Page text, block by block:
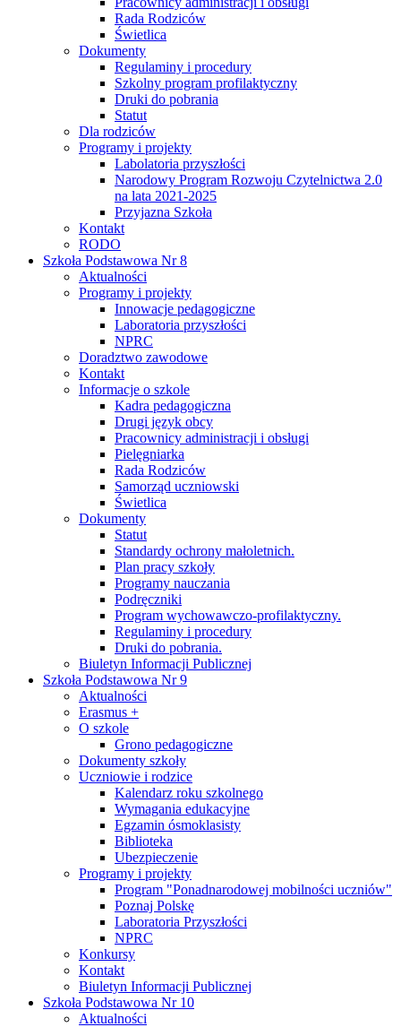
Rada Rodziców
Świetlica
Dokumenty
Regulaminy i procedury
Szkolny program profilaktyczny
Druki do pobrania
Statut
Dla rodziców
Programy i projekty
Labolatoria przyszłości
Narodowy Program Rozwoju Czytelnictwa 2.0
na lata 2021-2025
Przyjazna Szkoła
Kontakt
RODO
Szkoła Podstawowa Nr 8
Aktualności
Programy i projekty
Innowacje pedagogiczne
Laboratoria przyszłości
NPRC
Doradztwo zawodowe
Kontakt
Informacje o szkole
Kadra pedagogiczna
Drugi język obcy
Pracownicy administracji i obsługi
Pielęgniarka
Rada Rodziców
Samorząd uczniowski
Świetlica
Dokumenty
Statut
Standardy ochrony małoletnich.
Plan pracy szkoły
Programy nauczania
Podręczniki
Program wychowawczo-profilaktyczny.
Regulaminy i procedury
Druki do pobrania.
Biuletyn Informacji Publicznej
Szkoła Podstawowa Nr 9
Aktualności
Erasmus +
O szkole
Grono pedagogiczne
Dokumenty szkoły
Uczniowie i rodzice
Kalendarz roku szkolnego
Wymagania edukacyjne
Egzamin ósmoklasisty
Biblioteka
Ubezpieczenie
Programy i projekty
Program "Ponadnarodowej mobilności uczniów"
Poznaj Polskę
Laboratoria Przyszłości
NPRC
Konkursy
Kontakt
Biuletyn Informacji Publicznej
Szkoła Podstawowa Nr 10
Aktualności